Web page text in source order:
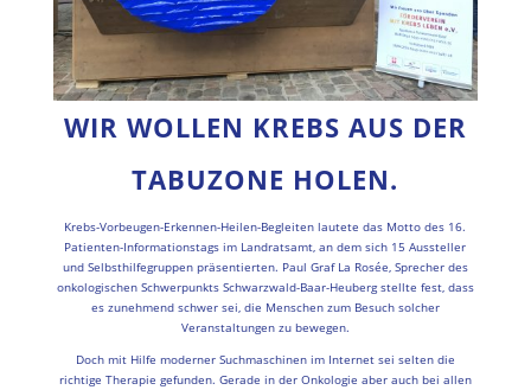
WIR WOLLEN KREBS AUS DER
TABUZONE HOLEN.
Krebs-Vorbeugen-Erkennen-Heilen-Begleiten lautete das Motto des 16.
Patienten-Informationstags im Landratsamt, an dem sich 15 Aussteller
und Selbsthilfegruppen präsentierten. Paul Graf La Rosée, Sprecher des
onkologischen Schwerpunkts Schwarzwald-Baar-Heuberg stellte fest, dass
es zunehmend schwer sei, die Menschen zum Besuch solcher
Veranstaltungen zu bewegen.
Doch mit Hilfe moderner Suchmaschinen im Internet sei selten die
richtige Therapie gefunden. Gerade in der Onkologie aber auch bei allen